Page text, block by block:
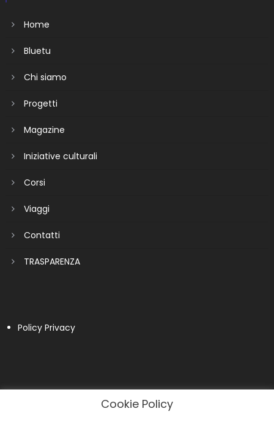
Home
Bluetu
Chi siamo
Progetti
Magazine
Iniziative culturali
Corsi
Viaggi
Contatti
TRASPARENZA
Policy Privacy
Cookie Policy